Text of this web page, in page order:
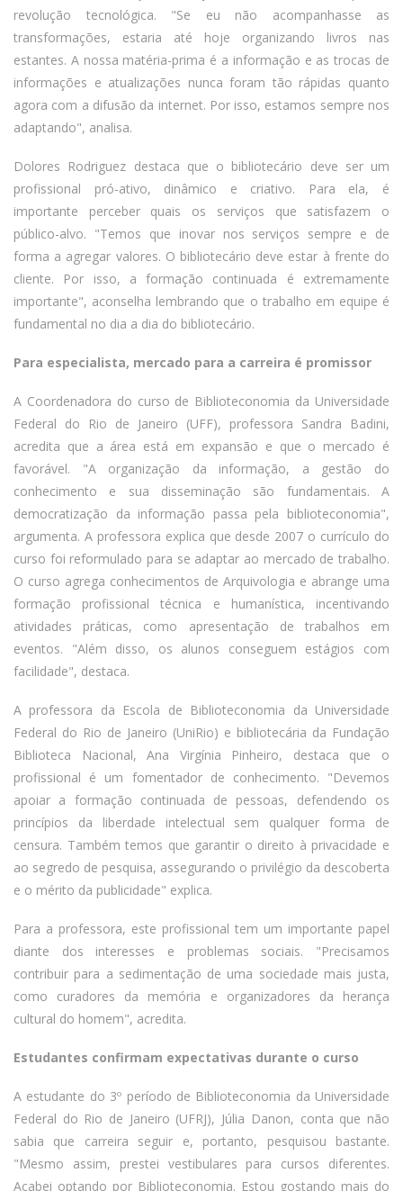
revolução tecnológica. "Se eu não acompanhasse as
transformações, estaria até hoje organizando livros nas
estantes. A nossa matéria-prima é a informação e as trocas de
informações e atualizações nunca foram tão rápidas quanto
agora com a difusão da internet. Por isso, estamos sempre nos
adaptando", analisa.
Dolores Rodriguez destaca que o bibliotecário deve ser um
profissional pró-ativo, dinâmico e criativo. Para ela, é
importante perceber quais os serviços que satisfazem o
público-alvo. "Temos que inovar nos serviços sempre e de
forma a agregar valores. O bibliotecário deve estar à frente do
cliente. Por isso, a formação continuada é extremamente
importante", aconselha lembrando que o trabalho em equipe é
fundamental no dia a dia do bibliotecário.
Para especialista, mercado para a carreira é promissor
A Coordenadora do curso de Biblioteconomia da Universidade
Federal do Rio de Janeiro (UFF), professora Sandra Badini,
acredita que a área está em expansão e que o mercado é
favorável. "A organização da informação, a gestão do
conhecimento e sua disseminação são fundamentais. A
democratização da informação passa pela biblioteconomia",
argumenta. A professora explica que desde 2007 o currículo do
curso foi reformulado para se adaptar ao mercado de trabalho.
O curso agrega conhecimentos de Arquivologia e abrange uma
formação profissional técnica e humanística, incentivando
atividades práticas, como apresentação de trabalhos em
eventos. "Além disso, os alunos conseguem estágios com
facilidade", destaca.
A professora da Escola de Biblioteconomia da Universidade
Federal do Rio de Janeiro (UniRio) e bibliotecária da Fundação
Biblioteca Nacional, Ana Virgínia Pinheiro, destaca que o
profissional é um fomentador de conhecimento. "Devemos
apoiar a formação continuada de pessoas, defendendo os
princípios da liberdade intelectual sem qualquer forma de
censura. Também temos que garantir o direito à privacidade e
ao segredo de pesquisa, assegurando o privilégio da descoberta
e o mérito da publicidade" explica.
Para a professora, este profissional tem um importante papel
diante dos interesses e problemas sociais. "Precisamos
contribuir para a sedimentação de uma sociedade mais justa,
como curadores da memória e organizadores da herança
cultural do homem", acredita.
Estudantes confirmam expectativas durante o curso
A estudante do 3º período de Biblioteconomia da Universidade
Federal do Rio de Janeiro (UFRJ), Júlia Danon, conta que não
sabia que carreira seguir e, portanto, pesquisou bastante.
"Mesmo assim, prestei vestibulares para cursos diferentes.
Acabei optando por Biblioteconomia. Estou gostando mais do